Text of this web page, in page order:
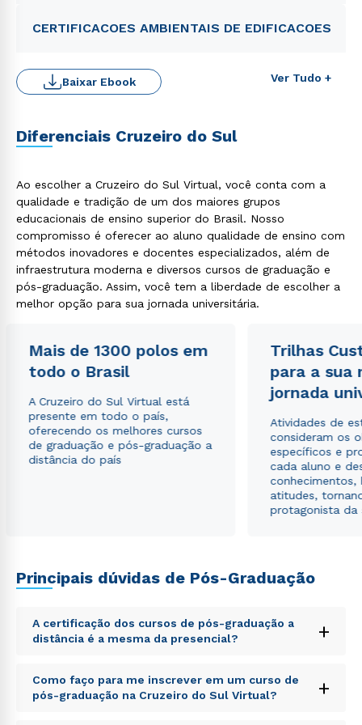
CERTIFICACOES AMBIENTAIS DE EDIFICACOES
Ver Tudo +
Baixar Ebook
Diferenciais Cruzeiro do Sul
Ao escolher a Cruzeiro do Sul Virtual, você conta com a
qualidade e tradição de um dos maiores grupos
educacionais de ensino superior do Brasil. Nosso
compromisso é oferecer ao aluno qualidade de ensino com
métodos inovadores e docentes especializados, além de
infraestrutura moderna e diversos cursos de graduação e
pós-graduação. Assim, você tem a liberdade de escolher a
melhor opção para sua jornada universitária.
Mais de 1300 polos em
todo o Brasil
A Cruzeiro do Sul Virtual está
presente em todo o país,
oferecendo os melhores cursos
de graduação e pós-graduação a
distância do país
Trilhas
para a sua
jornada
Atividades de
consideram os
específicos e
cada aluno e
conhecimentos,
atitudes,
protagonista da
Principais dúvidas de Pós-Graduação
A certificação dos cursos de pós-graduação a
distância é a mesma da presencial?
+
Sed ut perspiciatis unde omnis iste natus error sit
voluptatem accusantium doloremque laudantium,
totam rem aperiam, eaque ipsa quae ab illo inventore
Como faço para me inscrever em um curso de
pós-graduação na Cruzeiro do Sul Virtual?
+
Rápido e fácil
WhatsApp
ou
Estou de acordo com aPolítica de Privacidade.e
autorizo que meus dados sejam utilizados para o
envio de conteúdos da Cruzeiro do Sul.